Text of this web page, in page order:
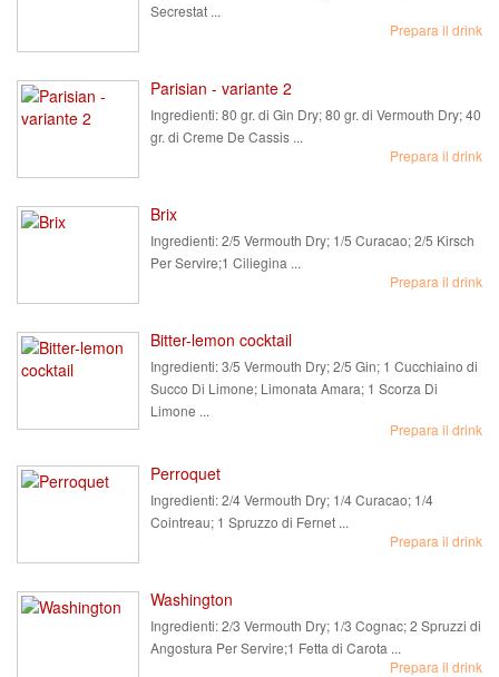
Secrestat ...
Prepara il drink
Parisian - variante 2
Ingredienti:80 gr. di Gin Dry; 80 gr. di Vermouth Dry; 40
gr. di Creme De Cassis ...
Prepara il drink
Brix
Ingredienti:2/5 Vermouth Dry; 1/5 Curacao; 2/5 Kirsch
Per Servire;1 Ciliegina ...
Prepara il drink
Bitter-lemon cocktail
Ingredienti:3/5 Vermouth Dry; 2/5 Gin; 1 Cucchiaino di
Succo Di Limone; Limonata Amara; 1 Scorza Di
Limone ...
Prepara il drink
Perroquet
Ingredienti:2/4 Vermouth Dry; 1/4 Curacao; 1/4
Cointreau; 1 Spruzzo di Fernet ...
Prepara il drink
Washington
Ingredienti:2/3 Vermouth Dry; 1/3 Cognac; 2 Spruzzi di
Angostura Per Servire;1 Fetta di Carota ...
Prepara il drink